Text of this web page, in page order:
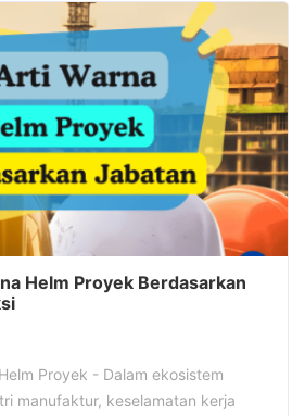
Helm Proyek Berdasarkan
Proyek - Dalam ekosistem
manufaktur, keselamatan kerja